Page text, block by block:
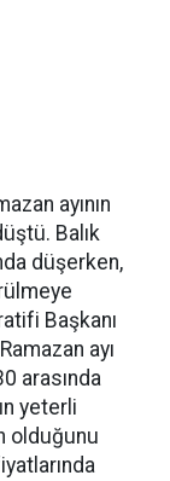
ayının
Balık
düşerken,
Başkanı
ayı
arasında
yeterli
olduğunu